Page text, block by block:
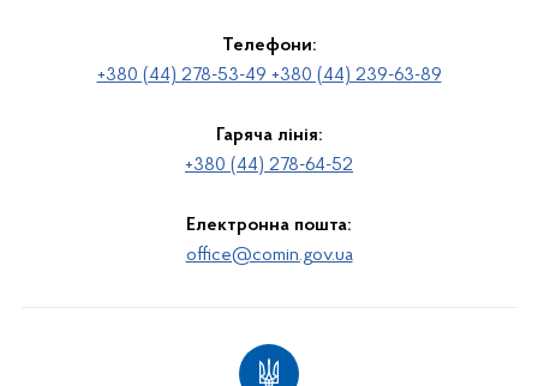
Телефони:
+380 (44) 278-53-49 +380 (44) 239-63-89
Гаряча лінія:
+380 (44) 278-64-52
Електронна пошта:
office@comin.gov.ua